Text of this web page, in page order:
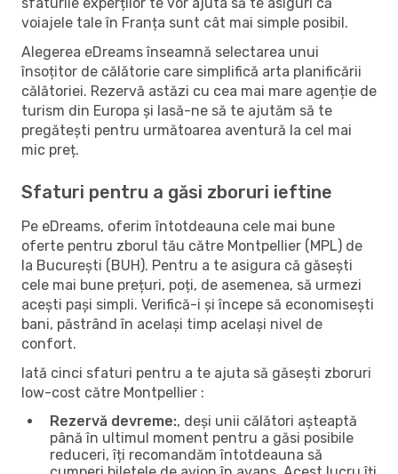
voiajele tale în Franța sunt cât mai simple posibil.
Alegerea eDreams înseamnă selectarea unui
însoțitor de călătorie care simplifică arta planificării
călătoriei. Rezervă astăzi cu cea mai mare agenție de
turism din Europa și lasă-ne să te ajutăm să te
pregătești pentru următoarea aventură la cel mai
mic preț.
Sfaturi pentru a găsi zboruri ieftine
Pe eDreams, oferim întotdeauna cele mai bune
oferte pentru zborul tău către Montpellier (MPL) de
la București (BUH). Pentru a te asigura că găsești
cele mai bune prețuri, poți, de asemenea, să urmezi
acești pași simpli. Verifică-i și începe să economisești
bani, păstrând în același timp același nivel de
confort.
Iată cinci sfaturi pentru a te ajuta să găsești zboruri
low-cost către Montpellier :
Rezervă devreme:, deși unii călători așteaptă
până în ultimul moment pentru a găsi posibile
reduceri, îți recomandăm întotdeauna să